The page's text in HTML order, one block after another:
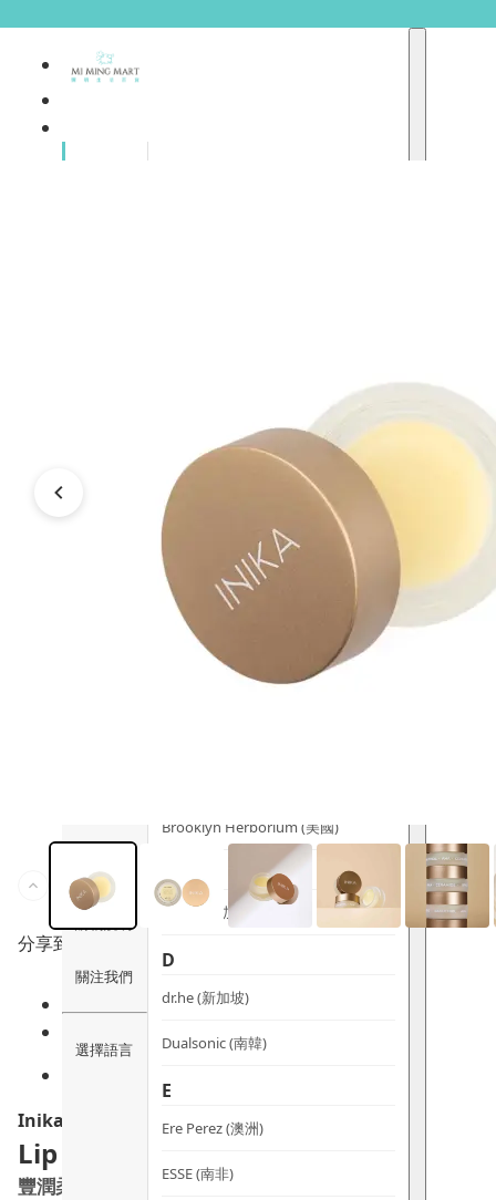
客服資訊
購物說明
關注我們
選擇語言
abyssian (法國)
Ami iyök
ANAYA
B
BerryEn (德國)
Brooklyn Herborium (美國)
C
CERM (新加坡)
D
dr.he (新加坡)
Dualsonic (南韓)
E
Ere Perez (澳洲)
ESSE (南非)
分享到
Inika Organic
Lip Mask
豐潤柔嫩唇膜